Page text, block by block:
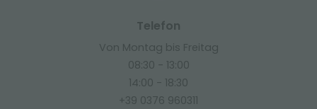
Telefon
Von Montag bis Freitag
08:30 - 13:00
14:00 - 18:30
+39 0376 960311